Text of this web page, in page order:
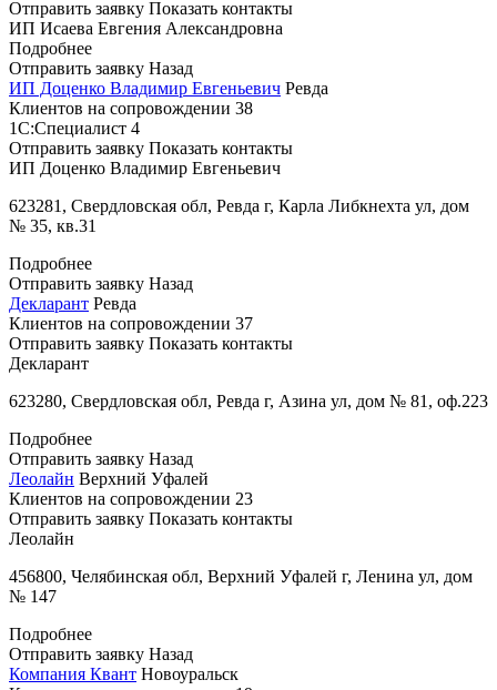
Отправить заявку Показать контакты
ИП Исаева Евгения Александровна
Подробнее
Отправить заявку Назад
ИП Доценко Владимир Евгеньевич Ревда
Клиентов на сопровождении 38
1С:Специалист 4
Отправить заявку Показать контакты
ИП Доценко Владимир Евгеньевич
623281, Свердловская обл, Ревда г, Карла Либкнехта ул, дом
№ 35, кв.31
Подробнее
Отправить заявку Назад
Декларант Ревда
Клиентов на сопровождении 37
Отправить заявку Показать контакты
Декларант
623280, Свердловская обл, Ревда г, Азина ул, дом № 81, оф.223
Подробнее
Отправить заявку Назад
Леолайн Верхний Уфалей
Клиентов на сопровождении 23
Отправить заявку Показать контакты
Леолайн
456800, Челябинская обл, Верхний Уфалей г, Ленина ул, дом
№ 147
Подробнее
Отправить заявку Назад
Компания Квант Новоуральск